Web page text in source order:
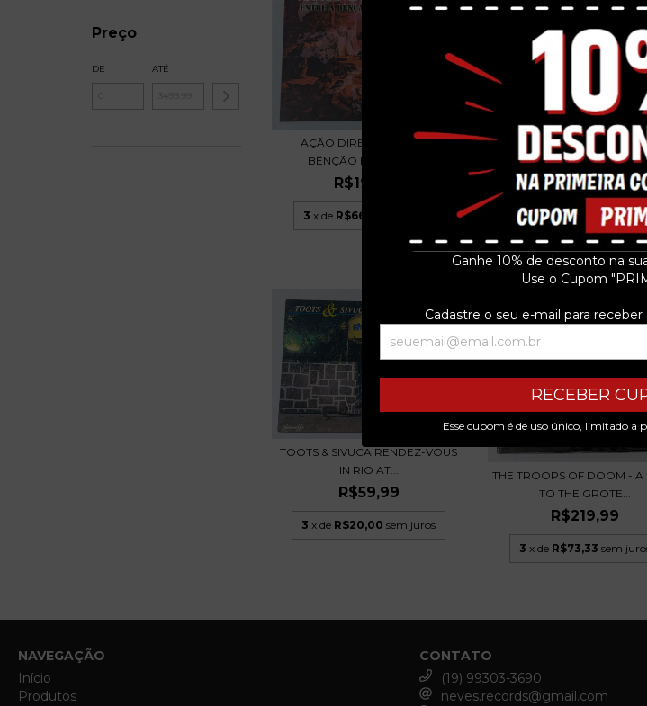
Ganhe 10% de desconto na
Use o Cupom
Cadastre o seu e-mail para
RECEBER
Esse cupom é de uso único, limitado a
Preço
DE ATÉ
AÇÃO DIRETA - ENTRE A
BÊNÇÃO E O CAOS -...
R$199,99
3 x de R$66,66
OPETH - HERITAGE - 2
EU LACRADO
R$489,99
3 x de R$163,33 sem
TOOTS & SIVUCA RENDEZ-VOUS
IN RIO AT...
R$59,99
3 x de R$20,00 sem juros
THE TROOPS OF DOOM - A
TO THE GROTE...
R$219,99
3 x de R$73,33 sem
NAVEGAÇÃO
Início
Produtos
CONTATO
(19) 99303-3690
neves.records@gmail.com